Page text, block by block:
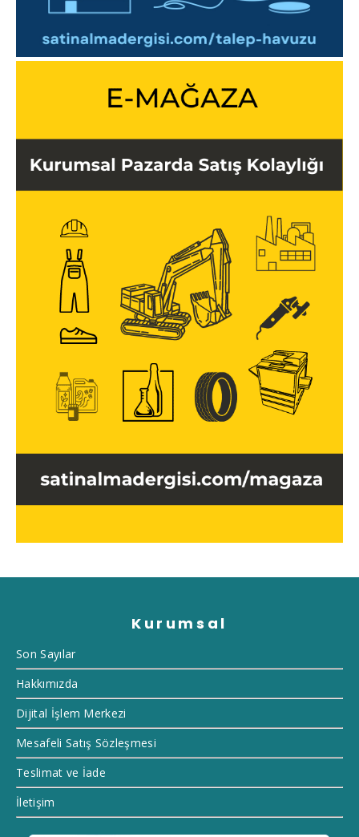
Kurumsal
Son Sayılar
Hakkımızda
Dijital İşlem Merkezi
Mesafeli Satış Sözleşmesi
Teslimat ve İade
İletişim